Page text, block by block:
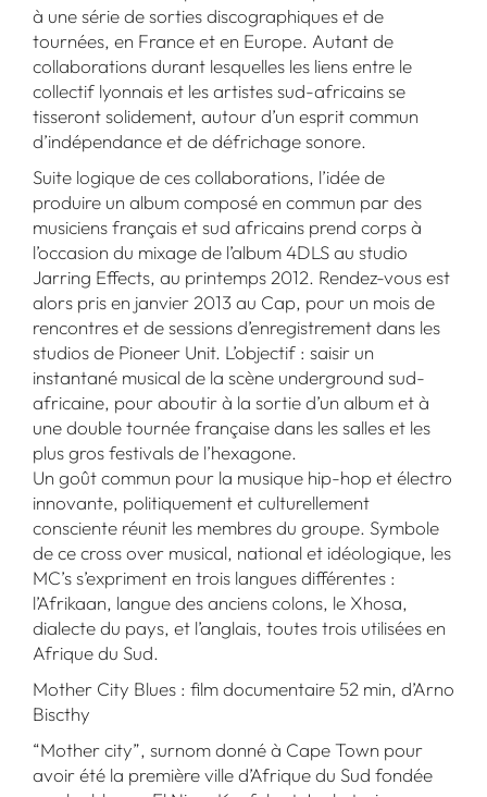
à une série de sorties discographiques et de
tournées, en France et en Europe. Autant de
collaborations durant lesquelles les liens entre le
collectif lyonnais et les artistes sud-africains se
tisseront solidement, autour d’un esprit commun
d’indépendance et de défrichage sonore.
Suite logique de ces collaborations, l’idée de
produire un album composé en commun par des
musiciens français et sud africains prend corps à
l’occasion du mixage de l’album 4DLS au studio
Jarring Effects, au printemps 2012. Rendez-vous est
alors pris en janvier 2013 au Cap, pour un mois de
rencontres et de sessions d’enregistrement dans les
studios de Pioneer Unit. L’objectif : saisir un
instantané musical de la scène underground sud-
africaine, pour aboutir à la sortie d’un album et à
une double tournée française dans les salles et les
plus gros festivals de l’hexagone.
Un goût commun pour la musique hip-hop et électro
innovante, politiquement et culturellement
consciente réunit les membres du groupe. Symbole
de ce cross over musical, national et idéologique, les
MC’s s’expriment en trois langues différentes :
l’Afrikaan, langue des anciens colons, le Xhosa,
dialecte du pays, et l’anglais, toutes trois utilisées en
Afrique du Sud.
Mother City Blues : film documentaire 52 min, d’Arno
Biscthy
“Mother city”, surnom donné à Cape Town pour
avoir été la première ville d’Afrique du Sud fondée